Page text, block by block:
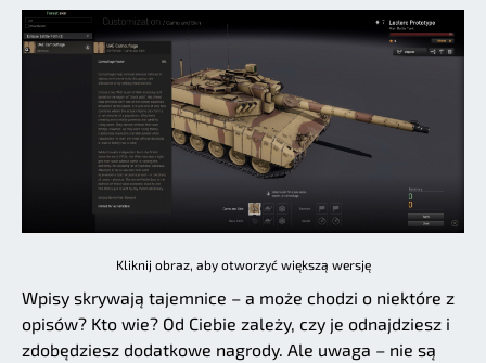
Kliknij obraz, aby otworzyć większą wersję
Wpisy skrywają tajemnice – a może chodzi o niektóre z
opisów? Kto wie? Od Ciebie zależy, czy je odnajdziesz i
zdobędziesz dodatkowe nagrody. Ale uwaga – nie są